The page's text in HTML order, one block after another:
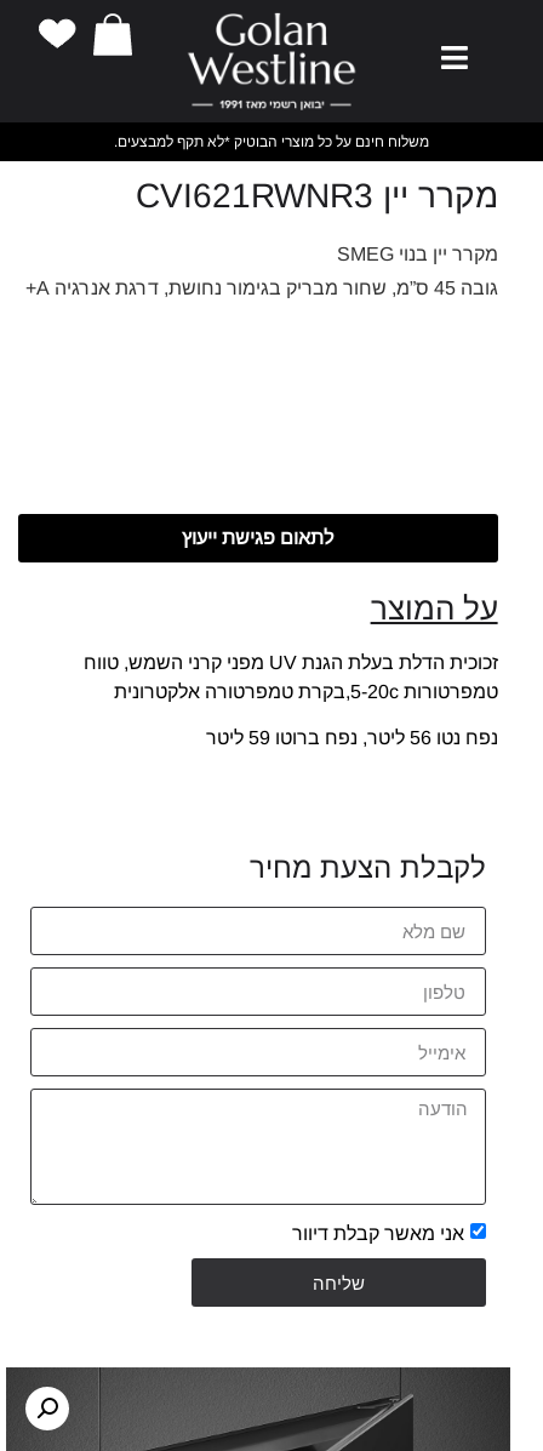
משלוח חינם על כל מוצרי הבוטיק *לא תקף למבצעים.
מקרר יין CVI621RWNR3
מקרר יין בנוי SMEG
גובה 45 ס”מ, שחור מבריק בגימור נחושת, דרגת אנרגיה A+
לתאום פגישת ייעוץ
על המוצר
זכוכית הדלת בעלת הגנת UV מפני קרני השמש, טווח
טמפרטורות 5-20c,בקרת טמפרטורה אלקטרונית
נפח נטו 56 ליטר, נפח ברוטו 59 ליטר
לקבלת הצעת מחיר
אני מאשר קבלת דיוור
שליחה